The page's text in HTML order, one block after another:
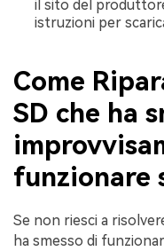
il sito del
istruzioni per
Come
SD che ha
funzionare
Se non riesci a
ha smesso di